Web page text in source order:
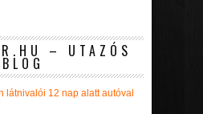
– UTAZÓS
BLOG
látnivalói 12 nap alatt autóval